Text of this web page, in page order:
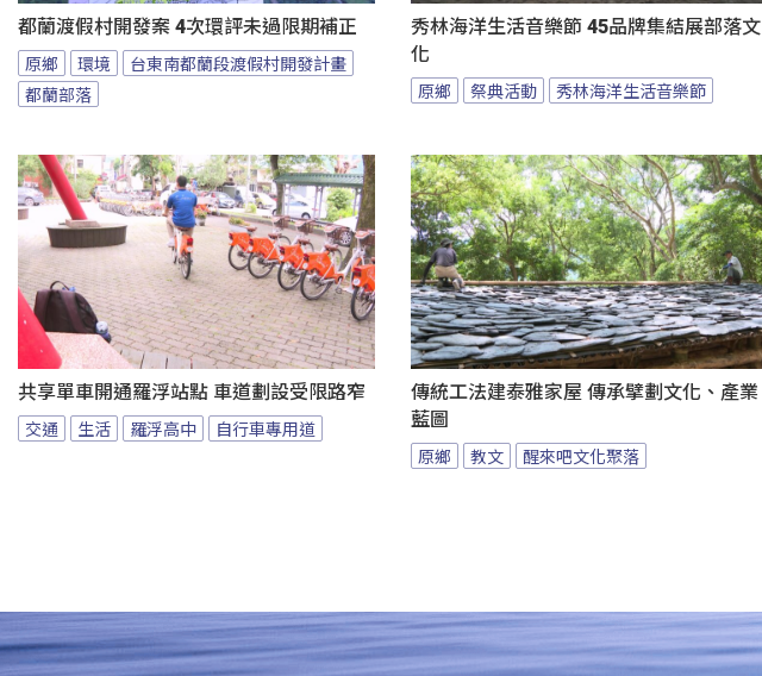
都蘭渡假村開發案 4次環評未過限期補正
原鄉 環境
台東南都蘭段渡假村開發計畫
都蘭部落
秀林海洋生活音樂節 45品牌集結展部落文
化
原鄉 祭典活動 秀林海洋生活音樂節
共享單車開通羅浮站點 車道劃設受限路窄
交通 生活 羅浮高中 自行車專用道
傳統工法建泰雅家屋 傳承擘劃文化、產業
藍圖
原鄉 教文 醒來吧文化聚落